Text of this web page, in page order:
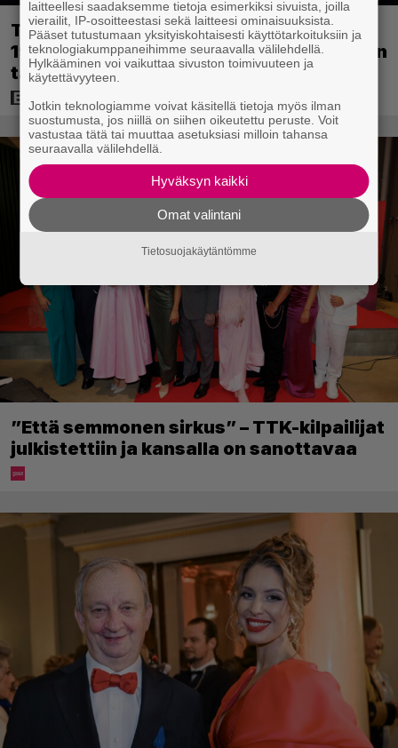
Tänään tv:ssä: Loistoleffa vuodelta
1999 – Stephen King ja Tom Hanks laadun
takeina
”Että semmonen sirkus” – TTK-kilpailijat
julkistettiin ja kansalla on sanottavaa
laitteellesi saadaksemme tietoja esimerkiksi sivuista, joilla
vierailit, IP-osoitteestasi sekä laitteesi ominaisuuksista.
Pääset tutustumaan yksityiskohtaisesti käyttötarkoituksiin ja
teknologiakumppaneihimme seuraavalla välilehdellä.
Hylkääminen voi vaikuttaa sivuston toimivuuteen ja
käytettävyyteen.
Jotkin teknologiamme voivat käsitellä tietoja myös ilman
suostumusta, jos niillä on siihen oikeutettu peruste. Voit
vastustaa tätä tai muuttaa asetuksiasi milloin tahansa
seuraavalla välilehdellä.
Hyväksyn kaikki
Omat valintani
Tietosuojakäytäntömme